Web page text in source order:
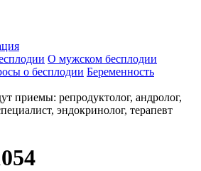
О мужском бесплодии
о бесплодии Беременность
репродуктолог, андролог,
эндокринолог, терапевт